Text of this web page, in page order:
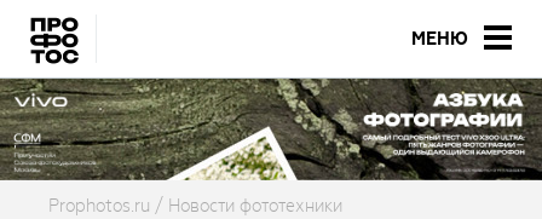
МЕНЮ
Prophotos.ru
Новости фототехники